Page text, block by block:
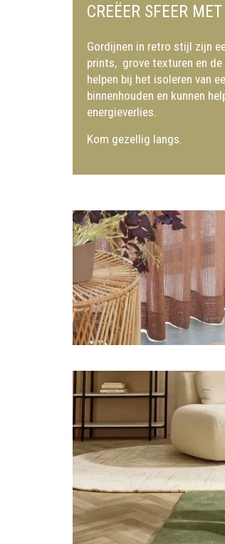
CREËER SFEER
Gordijnen in retro stijl zijn
prints, grove texturen en de
helpen bij het isoleren van
binnenhouden en kunnen
energieverlies.
Kom gezellig langs.